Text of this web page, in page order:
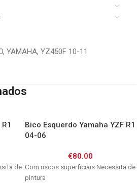
, YAMAHA, YZ450F 10-11
de
Bico Esquerdo Yamaha YZF R1
04-06
€80.00
Com riscos superficiais Necessita de
pintura